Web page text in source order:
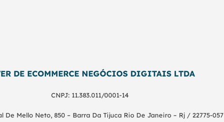
DE ECOMMERCE NEGÓCIOS DIGITAIS LTDA
CNPJ: 11.383.011/0001-14
De Mello Neto, 850 – Barra Da Tijuca Rio De Janeiro – Rj / 22775-057